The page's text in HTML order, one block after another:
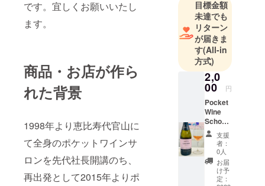
です。宜しくお願いいたし
ます。
商品・お店が作ら
れた背景
1998年より恵比寿代官山に
て全身のポケットワインサ
ロンを先代社長開講のち、
再出発として2015年よりポ
ト）初心者
からのワイ
ン初級、中
級、上級講
座、
Bourgogne,B
ordeaux
他教養講
座、料理講
座、ワイン
ワンデーセ
ミナー）
目標金額
未達でも
リターン
が届きま
す(All-in
方式)
2,0
00 円
Pocket
Wine
School
Shop販
売限定
スパー
クリン
グ一番
人気商
支援
者：
0人
お届
け予
定：